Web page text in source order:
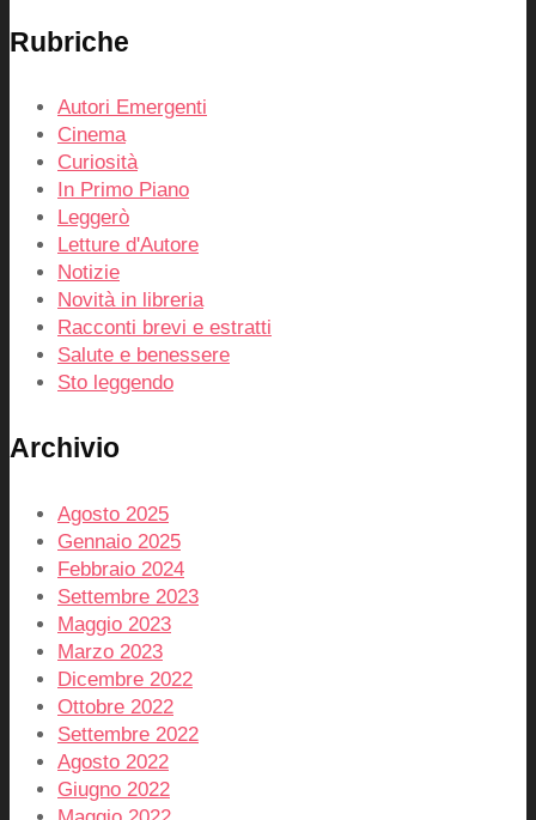
Rubriche
Autori Emergenti
Cinema
Curiosità
In Primo Piano
Leggerò
Letture d'Autore
Notizie
Novità in libreria
Racconti brevi e estratti
Salute e benessere
Sto leggendo
Archivio
Agosto 2025
Gennaio 2025
Febbraio 2024
Settembre 2023
Maggio 2023
Marzo 2023
Dicembre 2022
Ottobre 2022
Settembre 2022
Agosto 2022
Giugno 2022